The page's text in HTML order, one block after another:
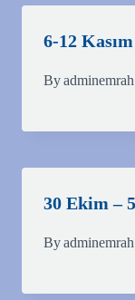
6-12
Byadminemrah
30 Ekim –
Byadminemrah